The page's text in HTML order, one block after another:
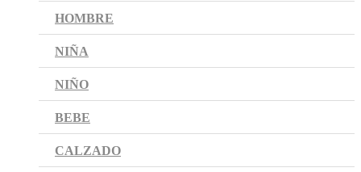
HOMBRE
NIÑA
NIÑO
BEBE
CALZADO